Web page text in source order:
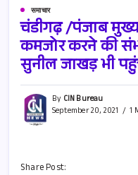
समाचार
चंडीगढ़ /पंजाब
कमजोर करने की
सुनील जाखड़ भी
By CIN Bureau
September 20, 2021
1
Share Post: